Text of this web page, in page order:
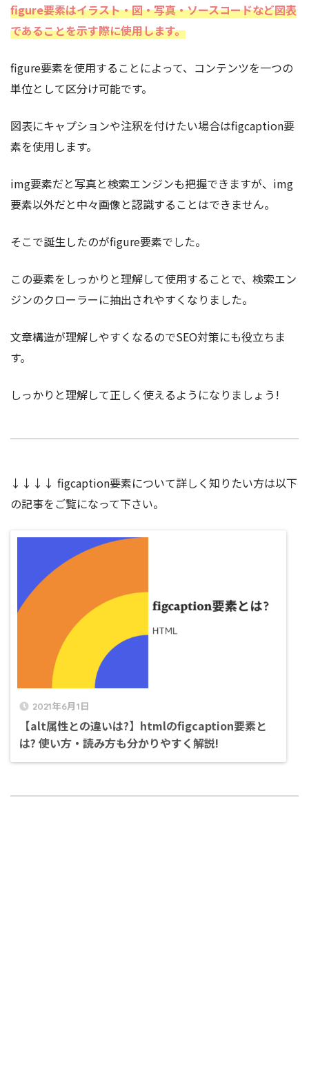
figure要素はイラスト・図・写真・ソースコードなど図表
であることを示す際に使用します。
figure要素を使用することによって、コンテンツを一つの
単位として区分け可能です。
図表にキャプションや注釈を付けたい場合はfigcaption要
素を使用します。
img要素だと写真と検索エンジンも把握できますが、img
要素以外だと中々画像と認識することはできません。
そこで誕生したのがfigure要素でした。
この要素をしっかりと理解して使用することで、検索エン
ジンのクローラーに抽出されやすくなりました。
文章構造が理解しやすくなるのでSEO対策にも役立ちま
す。
しっかりと理解して正しく使えるようになりましょう!
↓↓↓↓ figcaption要素について詳しく知りたい方は以下
の記事をご覧になって下さい。
2021年6月1日
【alt属性との違いは?】htmlのfigcaption要素と
は? 使い方・読み方も分かりやすく解説!